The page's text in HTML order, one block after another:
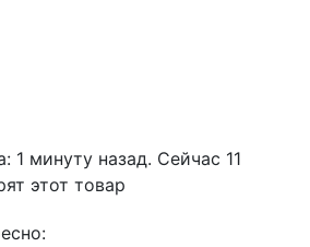
1 минуту назад. Сейчас 11
этот товар